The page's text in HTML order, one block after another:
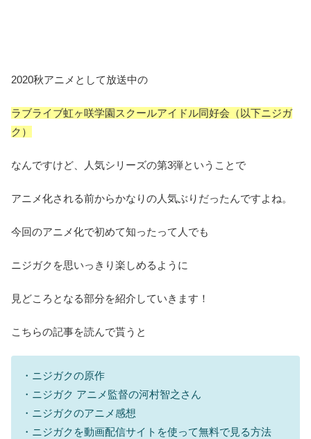
2020秋アニメとして放送中の
ラブライブ虹ヶ咲学園スクールアイドル同好会（以下ニジガ
ク）
なんですけど、人気シリーズの第3弾ということで
アニメ化される前からかなりの人気ぶりだったんですよね。
今回のアニメ化で初めて知ったって人でも
ニジガクを思いっきり楽しめるように
見どころとなる部分を紹介していきます！
こちらの記事を読んで貰うと
・ニジガクの原作
・ニジガク アニメ監督の河村智之さん
・ニジガクのアニメ感想
・ニジガクを動画配信サイトを使って無料で見る方法